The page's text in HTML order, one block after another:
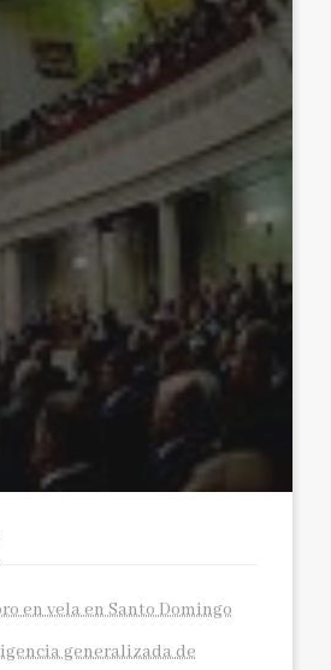
en vela en Santo Domingo
generalizada de